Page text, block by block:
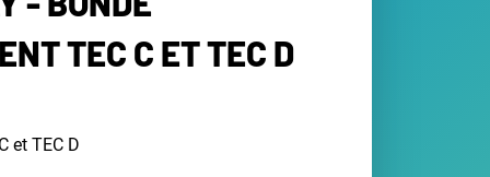
TEC C ET TEC D
et TEC D